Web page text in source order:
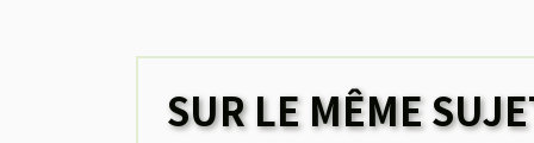
SUR LE MÊME